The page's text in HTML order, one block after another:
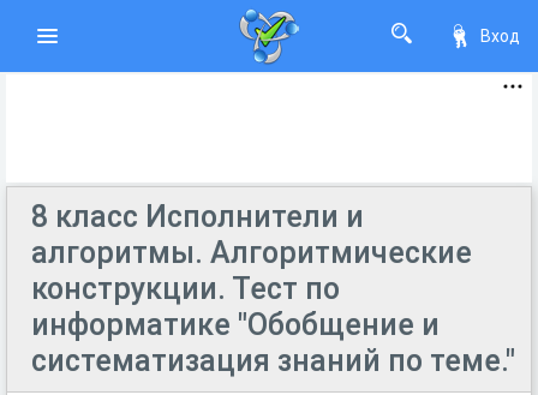
Вход
8 класс Исполнители и
алгоритмы. Алгоритмические
конструкции. Тест по
информатике "Обобщение и
систематизация знаний по теме."